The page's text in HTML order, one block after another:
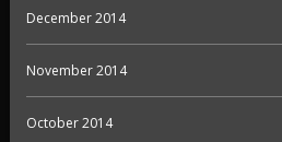
December 2014
November 2014
October 2014